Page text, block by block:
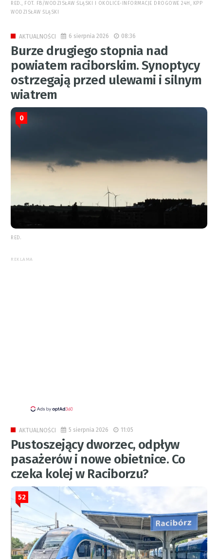
RED., FOT. FB/WODZISŁAW ŚLĄSKI I OKOLICE-INFORMACJE DROGOWE 24H, KPP
WODZISŁAW ŚLĄSKI
AKTUALNOŚCI 6 sierpnia 2026 08:36
Burze drugiego stopnia nad
powiatem raciborskim. Synoptycy
ostrzegają przed ulewami i silnym
wiatrem
0
RED.
REKLAMA
AKTUALNOŚCI 5 sierpnia 2026 11:05
Pustoszejący dworzec, odpływ
pasażerów i nowe obietnice. Co
czeka kolej w Raciborzu?
52